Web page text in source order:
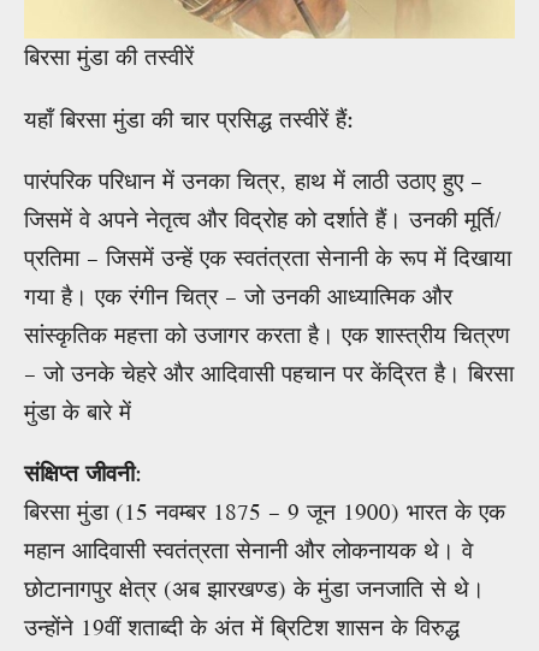
बिरसा मुंडा की तस्वीरें
यहाँ बिरसा मुंडा की चार प्रसिद्ध तस्वीरें हैं:
पारंपरिक परिधान में उनका चित्र, हाथ में लाठी उठाए हुए –
जिसमें वे अपने नेतृत्व और विद्रोह को दर्शाते हैं। उनकी मूर्ति/
प्रतिमा – जिसमें उन्हें एक स्वतंत्रता सेनानी के रूप में दिखाया
गया है। एक रंगीन चित्र – जो उनकी आध्यात्मिक और
सांस्कृतिक महत्ता को उजागर करता है। एक शास्त्रीय चित्रण
– जो उनके चेहरे और आदिवासी पहचान पर केंद्रित है। बिरसा
मुंडा के बारे में
संक्षिप्त जीवनी:
बिरसा मुंडा (15 नवम्बर 1875 – 9 जून 1900) भारत के एक
महान आदिवासी स्वतंत्रता सेनानी और लोकनायक थे। वे
छोटानागपुर क्षेत्र (अब झारखण्ड) के मुंडा जनजाति से थे।
उन्होंने 19वीं शताब्दी के अंत में ब्रिटिश शासन के विरुद्ध